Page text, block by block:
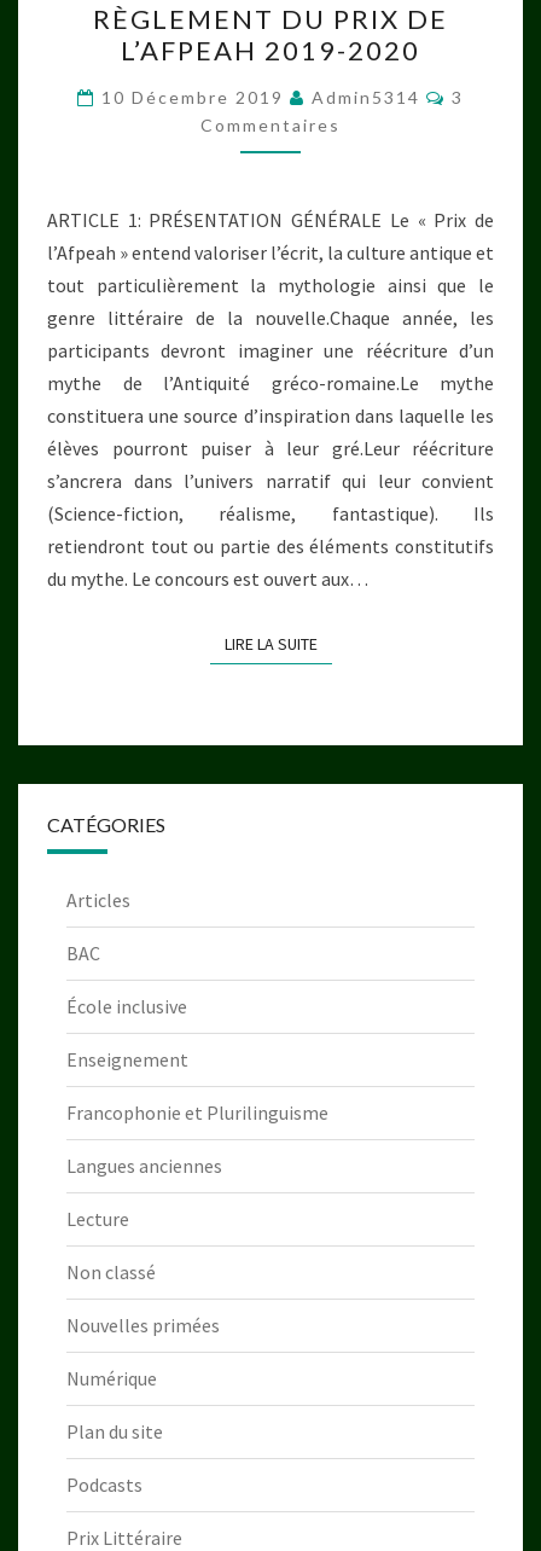
DU
PRIX
DE
L’AFPEAH
2019-
RÈGLEMENT DU PRIX DE
L’AFPEAH 2019-2020
10 Décembre 2019 Admin5314
3
Commentaires
ARTICLE 1: PRÉSENTATION GÉNÉRALE Le « Prix de
l’Afpeah » entend valoriser l’écrit, la culture antique et
tout particulièrement la mythologie ainsi que le
genre littéraire de la nouvelle.Chaque année, les
participants devront imaginer une réécriture d’un
mythe de l’Antiquité gréco-romaine.Le mythe
constituera une source d’inspiration dans laquelle les
élèves pourront puiser à leur gré.Leur réécriture
s’ancrera dans l’univers narratif qui leur convient
(Science-fiction, réalisme, fantastique). Ils
retiendront tout ou partie des éléments constitutifs
du mythe. Le concours est ouvert aux…
LIRE LA SUITELIRE LA SUITE
CATÉGORIES
Articles
BAC
École inclusive
Enseignement
Francophonie et Plurilinguisme
Langues anciennes
Lecture
Non classé
Nouvelles primées
Numérique
Plan du site
Podcasts
Prix Littéraire